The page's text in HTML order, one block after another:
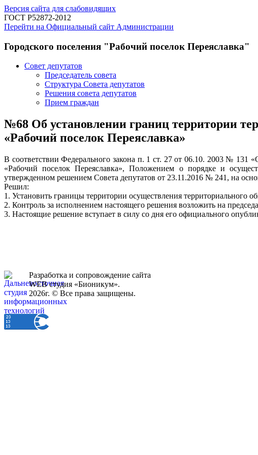
Версия сайта для слабовидящих
ГОСТ Р52872-2012
Перейти на Официальный сайт Администрации
Городского поселения "Рабочий поселок Переяславка"
Совет депутатов
Председатель совета
Структура Совета депутатов
Решения совета депутатов
Прием граждан
№68 Об установлении границ территории
«Рабочий поселок Переяславка»
В соответствии Федерального закона п. 1 ст. 27 от 06.10. 2003 № 131
«Рабочий поселок Переяславка», Положением о порядке и
утвержденном решением Совета депутатов от 23.11.2016 № 241, на
Решил:
1. Установить границы территории осуществления
2. Контроль за исполнением настоящего решения возложить на
3. Настоящие решение вступает в силу со дня его официального
Разработка и сопровождение сайта
WEB студия «Бионикум».
2026г. © Все права защищены.